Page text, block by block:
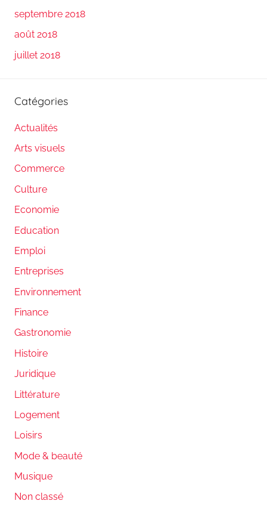
septembre 2018
août 2018
juillet 2018
Catégories
Actualités
Arts visuels
Commerce
Culture
Economie
Education
Emploi
Entreprises
Environnement
Finance
Gastronomie
Histoire
Juridique
Littérature
Logement
Loisirs
Mode & beauté
Musique
Non classé